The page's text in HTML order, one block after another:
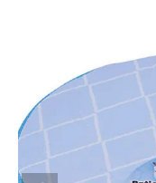
目的別に探す
ご利用案内